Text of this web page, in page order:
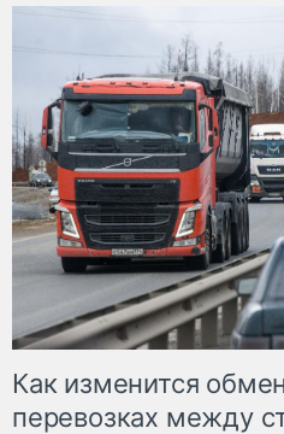
Как изменится
перевозках между